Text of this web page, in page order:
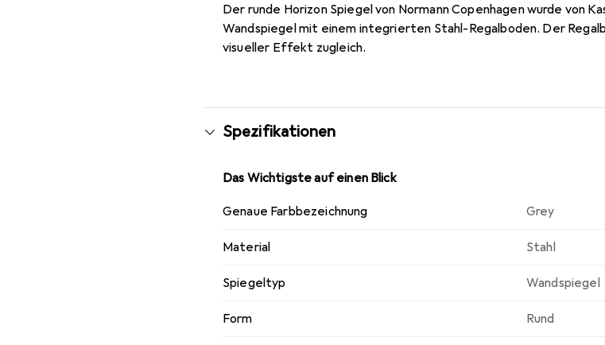
Der runde Horizon Spiegel von Normann Copenhagen wurde von
Wandspiegel mit einem integrierten Stahl-Regalboden. Der
visueller Effekt zugleich.
Spezifikationen
Das Wichtigste auf einen Blick
Genaue Farbbezeichnung Grey
Material Stahl
Spiegeltyp Wandspiegel
Form Rund